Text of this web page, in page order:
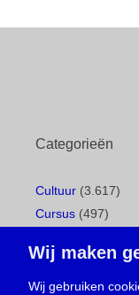
Categorieën
Cultuur (3.617)
Cursus (497)
Gemeentepagina
Ingezonden brief
Wij maken
Wij gebruiken